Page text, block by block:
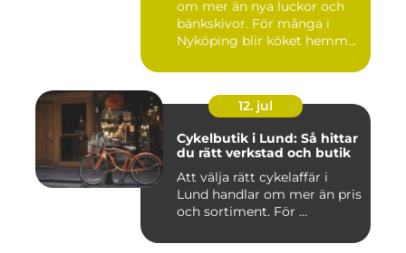
om mer än nya luckor och
bänkskivor. För många i
Nyköping blir köket hemm...
12. jul
Cykelbutik i Lund: Så hittar
du rätt verkstad och butik
Att välja rätt cykelaffär i
Lund handlar om mer än pris
och sortiment. För ...